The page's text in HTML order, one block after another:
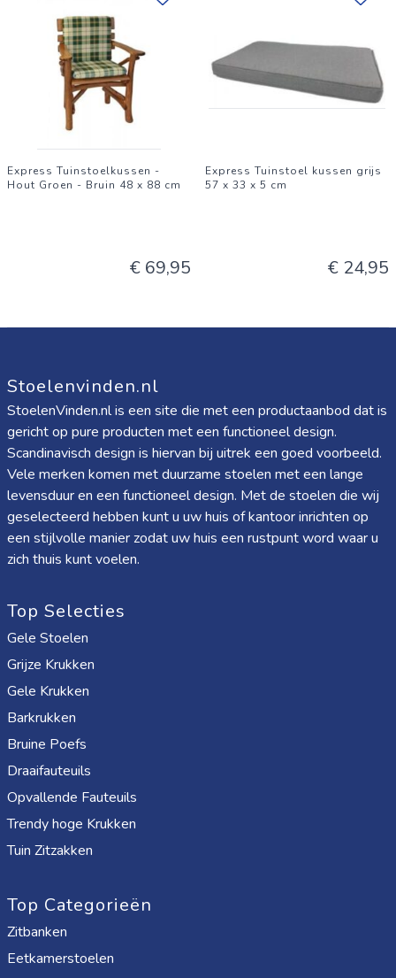
Express Tuinstoelkussen -
Hout Groen - Bruin 48 x 88 cm
€ 69,95
Express Tuinstoel kussen grijs
57 x 33 x 5 cm
€ 24,95
Stoelenvinden.nl
StoelenVinden.nl is een site die met een productaanbod dat is
gericht op pure producten met een functioneel design.
Scandinavisch design is hiervan bij uitrek een goed voorbeeld.
Vele merken komen met duurzame stoelen met een lange
levensduur en een functioneel design. Met de stoelen die wij
geselecteerd hebben kunt u uw huis of kantoor inrichten op
een stijlvolle manier zodat uw huis een rustpunt word waar u
zich thuis kunt voelen.
Top Selecties
Gele Stoelen
Grijze Krukken
Gele Krukken
Barkrukken
Bruine Poefs
Draaifauteuils
Opvallende Fauteuils
Trendy hoge Krukken
Tuin Zitzakken
Top Categorieën
Zitbanken
Eetkamerstoelen